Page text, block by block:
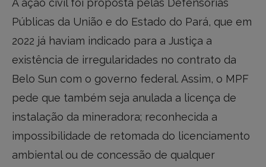
A ação civil foi proposta pelas Defensorias
Públicas da União e do Estado do Pará, que em
2022 já haviam indicado para a Justiça a
existência de irregularidades no contrato da
Belo Sun com o governo federal. Assim, o MPF
pede que também seja anulada a licença de
instalação da mineradora; reconhecida a
impossibilidade de retomada do licenciamento
ambiental ou de concessão de qualquer